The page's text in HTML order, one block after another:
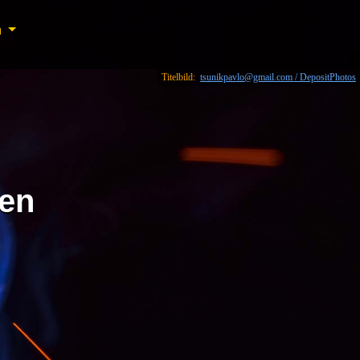
Titelbild: tsunikpavlo@gmail.com / DepositPhotos